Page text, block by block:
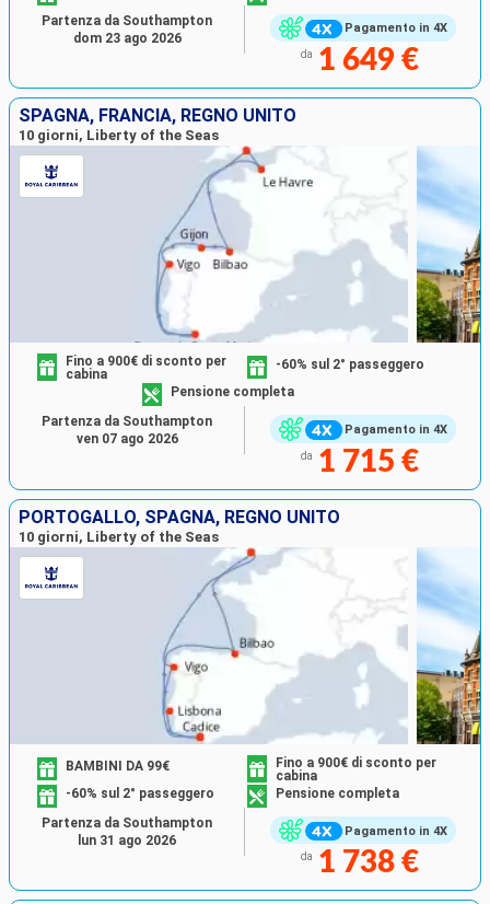
Pagamento in 4X
da 1 649 €
Partenza da Southampton
dom 23 ago 2026
SPAGNA, FRANCIA, REGNO UNITO
10 giorni, Liberty of the Seas
Pagamento in 4X
Fino a 900€ di sconto per
cabina
-60% sul 2° passeggero
Pensione completa
da 1 715 €
Partenza da Southampton
ven 07 ago 2026
PORTOGALLO, SPAGNA, REGNO UNITO
10 giorni, Liberty of the Seas
Pagamento in 4X
BAMBINI DA 99€
Fino a 900€ di sconto per
cabina
-60% sul 2° passeggero
Pensione completa
da 1 738 €
Partenza da Southampton
lun 31 ago 2026